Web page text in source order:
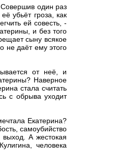
один раз
убьёт гроза, как
ей совесть, -
и без того
сыну всякое
не даёт ему этого
от неё, и
Наверное
стала считать
с обрыва уходит
Екатерина?
самоубийство
А жестокая
человека